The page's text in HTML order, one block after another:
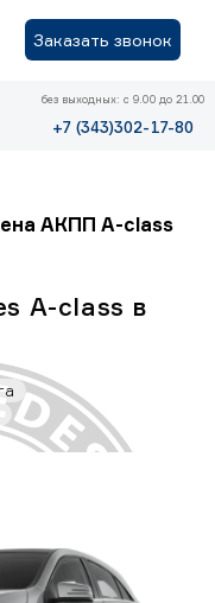
Заказать звонок
без выходных: с 9.00 до 21.00
+7 (343)302-17-80
АКПП A-class
A-class в